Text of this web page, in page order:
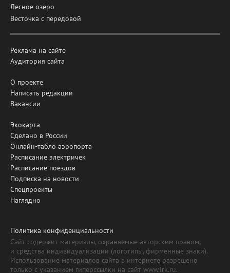
Лесное озеро
Весточка с передовой
Реклама на сайте
Аудитория сайта
О проекте
Написать редакции
Вакансии
Экокарта
Сделано в России
Онлайн-табло аэропорта
Расписание электричек
Расписание поездов
Подписка на новости
Спецпроекты
Наглядно
Политика конфиденциальности
Сайт содержит материалы, охраняемые авторским правом,
и средства индивидуализации (логотипы, фирменные знаки).
Использование материалов сайта в интернете разрешено
только с указанием гиперссылки на сайт www.irk.ru.